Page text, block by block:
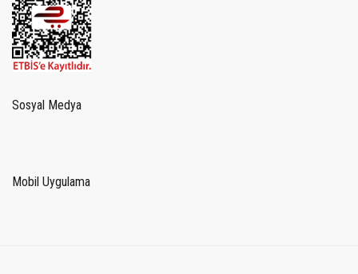
Sosyal Medya
Mobil Uygulama